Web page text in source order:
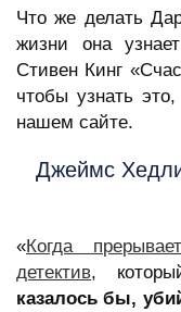
Что же делать
жизни она
Стивен Кинг
чтобы узнать
нашем сайте.
Джеймс
«Когда
детектив,
казалось бы,